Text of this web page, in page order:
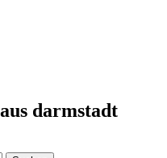
darmstadt